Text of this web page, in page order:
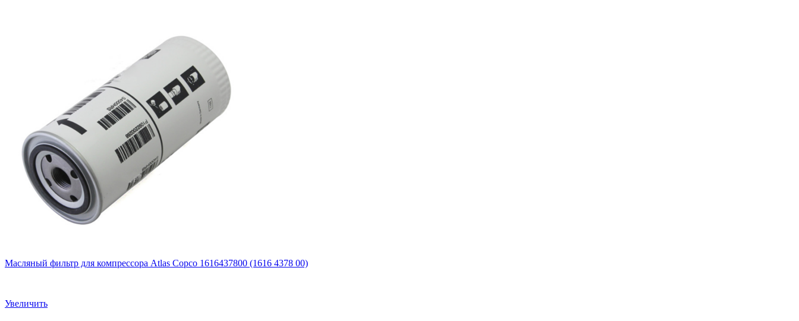
Масляный фильтр для компрессора Atlas Copco 1616437800 (1616 4378 00)
Увеличить